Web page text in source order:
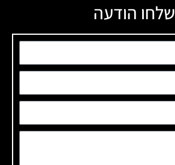
שלחו הודעה